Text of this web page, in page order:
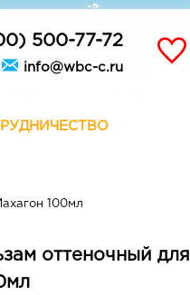
500-77-72
info@wbc-c.ru
100мл
оттеночный для